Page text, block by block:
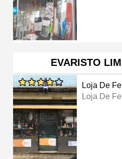
EVARISTO
Loja De
Loja De